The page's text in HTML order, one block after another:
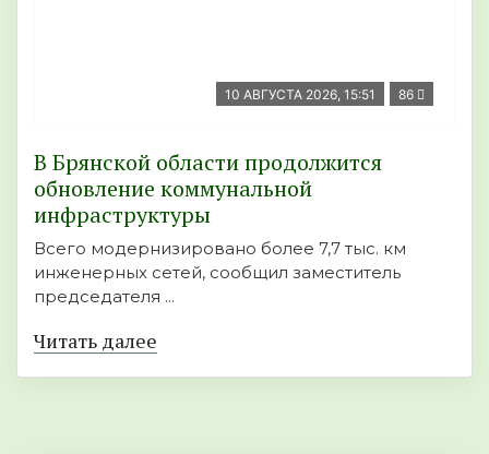
10 АВГУСТА 2026, 15:51 86
В Брянской области продолжится
обновление коммунальной
инфраструктуры
Всего модернизировано более 7,7 тыс. км
инженерных сетей, сообщил заместитель
председателя ...
Читать далее